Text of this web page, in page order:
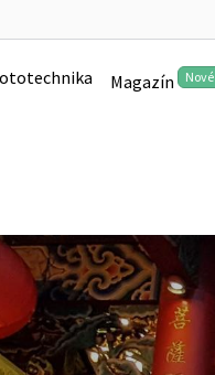
Magazín Nové